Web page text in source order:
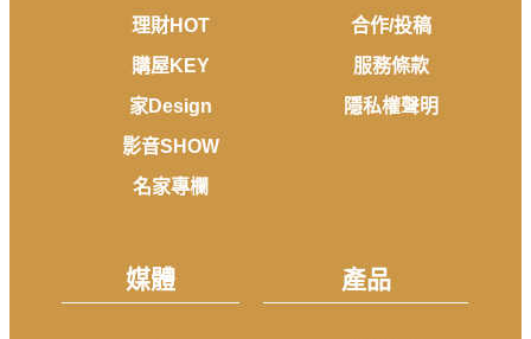
理財HOT
購屋KEY
家Design
影音SHOW
名家專欄
合作/投稿
服務條款
隱私權聲明
媒體 產品